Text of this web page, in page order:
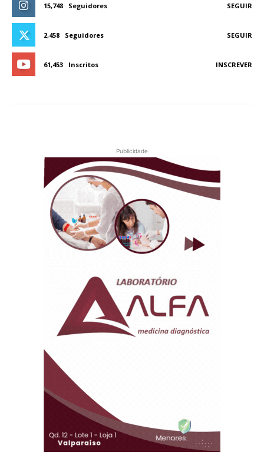
15,748 Seguidores SEGUIR
2,458 Seguidores SEGUIR
61,453 Inscritos INSCREVER
Publicidade